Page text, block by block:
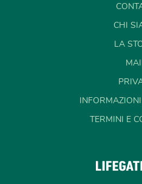
CHI
LA
TERMINI E